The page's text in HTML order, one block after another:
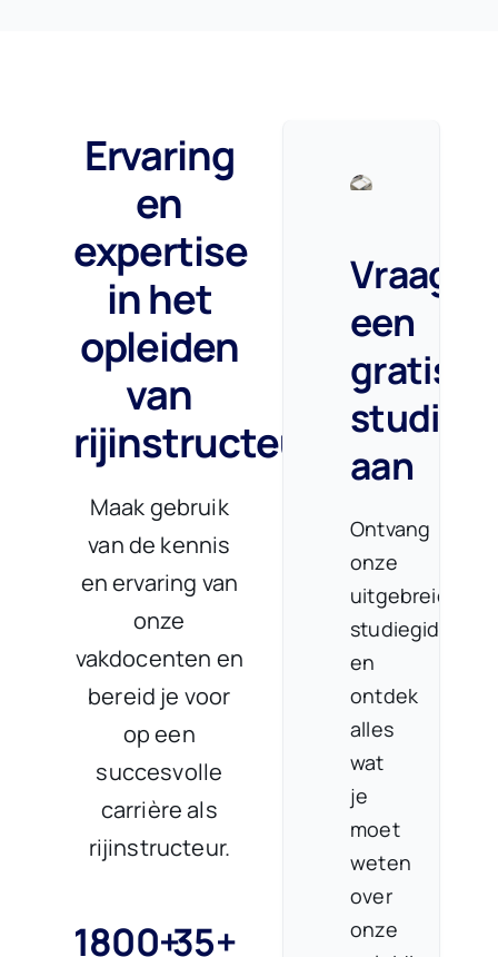
Ervaring
en
expertise
in het
opleiden
van
rijinstructeurs
Maak gebruik
van de kennis
en ervaring van
onze
vakdocenten en
bereid je voor
op een
succesvolle
carrière als
rijinstructeur.
1800+35+
Vraag
een
gratis
aan
Ontvang
onze
uitgebreide
studiegids
en
ontdek
alles
wat
je
moet
weten
over
onze